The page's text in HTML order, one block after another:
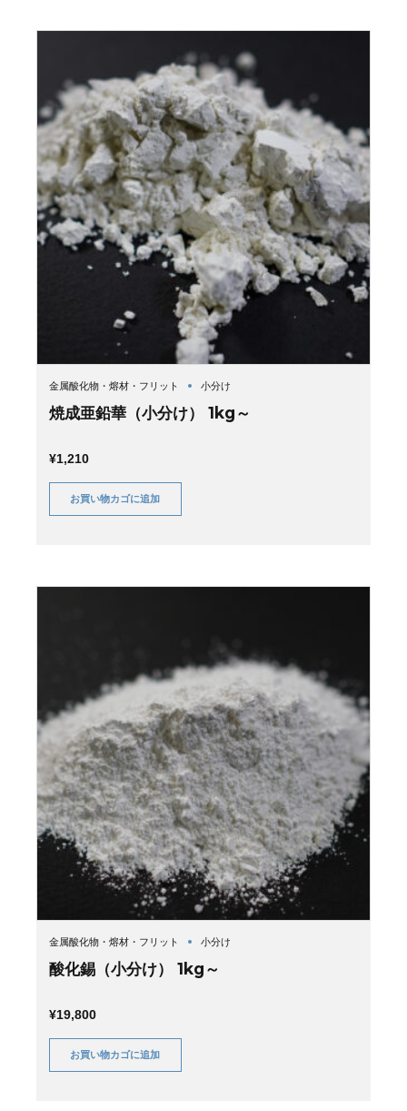
金属酸化物・熔材・フリット 小分け
焼成亜鉛華（小分け） 1kg～
¥1,210
お買い物カゴに追加
金属酸化物・熔材・フリット 小分け
酸化錫（小分け） 1kg～
¥19,800
お買い物カゴに追加